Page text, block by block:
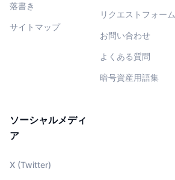
落書き
サイトマップ
リクエストフォーム
お問い合わせ
よくある質問
暗号資産用語集
ソーシャルメディ
ア
X (Twitter)